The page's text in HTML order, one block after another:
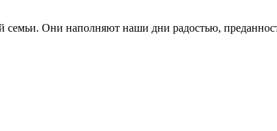
Они наполняют наши дни радостью,